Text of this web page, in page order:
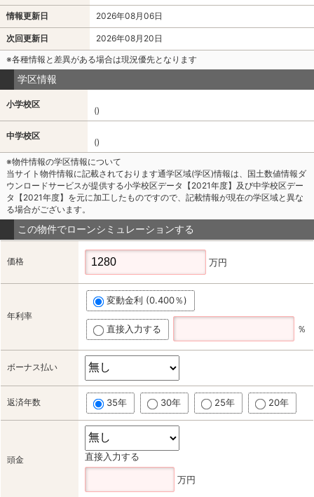
情報更新日 2026年08月06日
次回更新日
2026年08月20日
※各種情報と差異がある場合は現況優先となります
学区情報
小学校区
()
中学校区
()
※物件情報の学区情報について
当サイト物件情報に記載されております通学区域(学区)情報は、国土数値情報ダ
ウンロードサービスが提供する小学校区データ【2021年度】及び中学校区デー
タ【2021年度】を元に加工したものですので、記載情報が現在の学区域と異な
る場合がございます。
この物件でローンシミュレーションする
価格 万円
年利率
変動金利 (0.400％)
直接入力する ％
ボーナス払い
返済年数 35年 30年 25年 20年
頭金 直接入力する
万円